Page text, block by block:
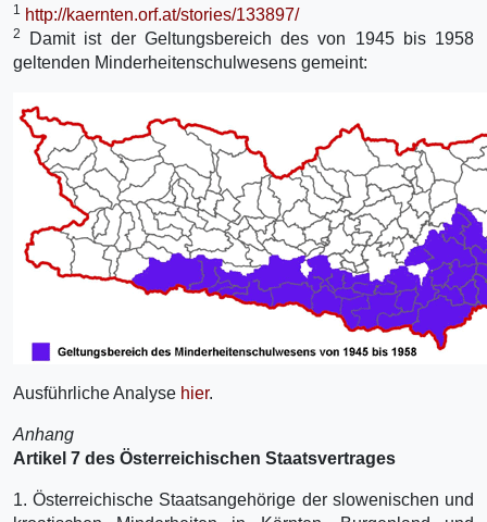
1 http://kaernten.orf.at/stories/133897/
2
Damit ist der Geltungsbereich des von 1945 bis 1958
geltenden Minderheitenschulwesens gemeint:
Ausführliche Analyse hier.
Anhang
Artikel 7 des Österreichischen Staatsvertrages
1. Österreichische Staatsangehörige der slowenischen und